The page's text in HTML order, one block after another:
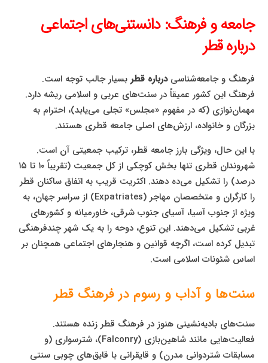
جامعه و فرهنگ: دانستنی‌های اجتماعی
درباره قطر
فرهنگ و جامعه‌شناسیدرباره قطر بسیار جالب توجه است.
فرهنگ این کشور عمیقاً در سنت‌های عربی و اسلامی ریشه دارد.
مهمان‌نوازی (که در مفهوم «مجلس» تجلی می‌یابد)، احترام به
بزرگان و خانواده، ارزش‌های اصلی جامعه قطری هستند.
با این حال، ویژگی بارز جامعه قطر، ترکیب جمعیتی آن است.
شهروندان قطری تنها بخش کوچکی از کل جمعیت (تقریباً ۱۰ تا ۱۵
درصد) را تشکیل می‌ده دهند. اکثریت قریب به اتفاق ساکنان قطر
را کارگران و متخصصان مهاجر (Expatriates) از سراسر جهان، به
ویژه از جنوب آسیا، آسیای جنوب شرقی، خاورمیانه و کشورهای
غربی تشکیل می‌دهند. این تنوع، دوحه را به یک شهر چندفرهنگی
تبدیل کرده است، اگرچه قوانین و هنجارهای اجتماعی همچنان بر
اساس شئونات اسلامی است.
سنت‌ها و آداب و رسوم در فرهنگ قطر
سنت‌های بادیه‌نشینی هنوز در فرهنگ قطر زنده هستند.
فعالیت‌هایی مانند شاهین‌بازی (Falconry)، شترسواری (و
مسابقات شتردوانی مدرن) و قایقرانی با قایق‌های چوبی سنتی